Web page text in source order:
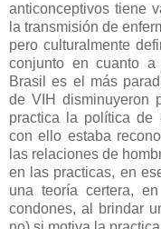
anticonceptivos tiene
la transmisión de
pero culturalmente
conjunto en cuanto
Brasil es el más
de VIH disminuyeron
practica la política de
con ello estaba
las relaciones de
en las practicas, en
una teoría certera,
condones, al brindar